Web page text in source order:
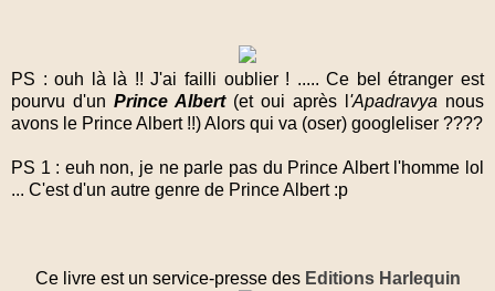
PS : ouh là là !! J'ai failli oublier ! ..... Ce bel étranger est
pourvu d'un Prince Albert(et oui après l 'Apadravya nous
avons le Prince Albert !!) Alors qui va (oser) googleliser ????
PS 1 : euh non, je ne parle pas du Prince Albert l'homme lol
... C'est d'un autre genre de Prince Albert :p
Ce livre est un service-presse des Editions Harlequin